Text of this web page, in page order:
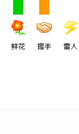
鲜花 握手 雷人